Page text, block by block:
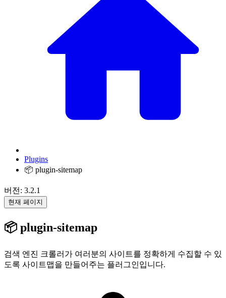
Plugins
📦 plugin-sitemap
버전: 3.2.1
현재 페이지
📦 plugin-sitemap
검색 엔진 크롤러가 여러분의 사이트를 정확하게 수집할 수 있
도록 사이트맵을 만들어주는 플러그인입니다.